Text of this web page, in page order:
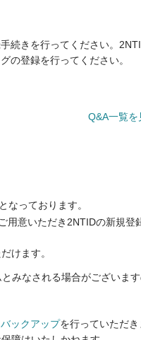
続きを行ってください。
の登録を行ってください。
Q&A一覧を
なっております。
用意いただき2NTIDの新規登
けます。
みなされる場合がございま
バックアップを行っていただき